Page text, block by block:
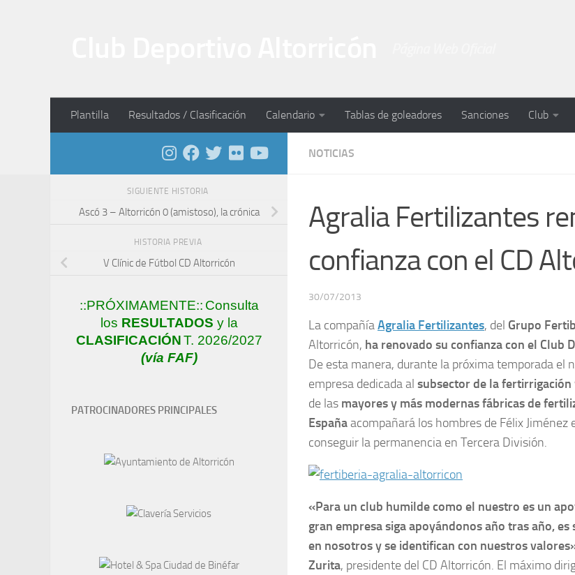
Plantilla Resultados / Clasificación Calendario Tablas de goleadores Sanciones Club
NOTICIAS
Agralia Fertilizantes
confianza con el CD
30/07/2013
La compañíaAgralia Fertilizantes, del Grupo
Altorricón, ha renovado su confianza con el Club
De esta manera, durante la próxima temporada el
empresa dedicada al subsector de la fertirrigación
de las mayores y más modernas fábricas de
Españaacompañará los hombres de Félix Jiménez
conseguir la permanencia en Tercera División.
«Para un club humilde como el nuestro es un
gran empresa siga apoyándonos año tras año, es
en nosotros y se identifican con nuestros
Zurita, presidente del CD Altorricón. El máximo
SIGUIENTE HISTORIA
Ascó 3 – Altorricón 0 (amistoso), la crónica
HISTORIA PREVIA
V Clínic de Fútbol CD Altorricón
::PRÓXIMAMENTE:: Consulta
los RESULTADOS y la
CLASIFICACIÓNT. 2026/2027
(vía FAF)
PATROCINADORES PRINCIPALES